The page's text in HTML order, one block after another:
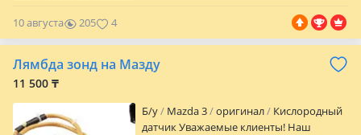
регион Казахстана и за его пределы. *
Консультация и точный подбор
2288
10 августа 205 4
Лямбда зонд на Мазду
11 500 ₸
Б/y Mazda 3 оригинал
Кислородный
датчик Уважаемые клиенты! Наш